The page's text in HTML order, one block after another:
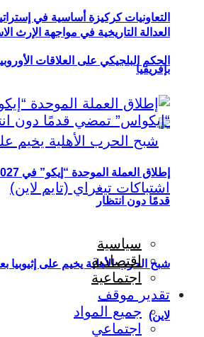
التعاونيات كركيزة أساسية في
بإفريقيا
شبح الحرب الأهلية يخيم على إثيوبيا
لاين)
العدالة التاريخية في مواجهة الإرث
الحكم البلجيكي على العلاقات
قدمًا دون انتظار
سياسية
اقتصادية
اجتماعية
تقدير موقف
جميع المواد
اجتماعي